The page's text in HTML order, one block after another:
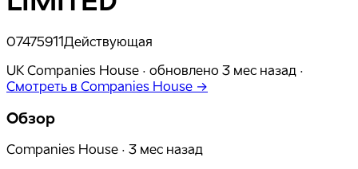
07475911Действующая
UK Companies House · обновлено 3 мес назад ·
Смотреть в Companies House →
Обзор
Companies House · 3 мес назад